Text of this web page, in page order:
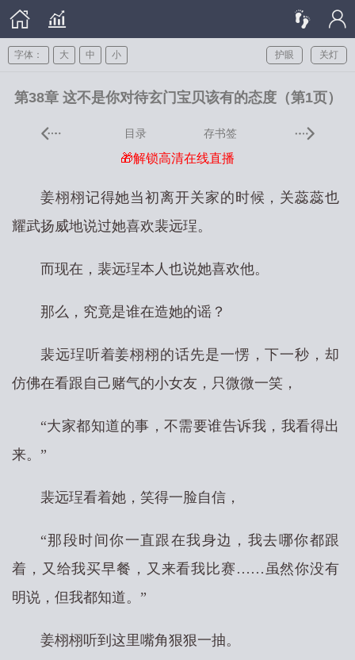
关灯
护眼
字体： 大 中 小
第38章 这不是你对待玄门宝贝该有的态度（第1页）
目录 存书签
🎁解锁高清在线直播
姜栩栩记得她当初离开关家的时候，关蕊蕊也
耀武扬威地说过她喜欢裴远珵。
而现在，裴远珵本人也说她喜欢他。
那么，究竟是谁在造她的谣？
裴远珵听着姜栩栩的话先是一愣，下一秒，却
仿佛在看跟自己赌气的小女友，只微微一笑，
“大家都知道的事，不需要谁告诉我，我看得出
来。”
裴远珵看着她，笑得一脸自信，
“那段时间你一直跟在我身边，我去哪你都跟
着，又给我买早餐，又来看我比赛……虽然你没有
明说，但我都知道。”
姜栩栩听到这里嘴角狠狠一抽。